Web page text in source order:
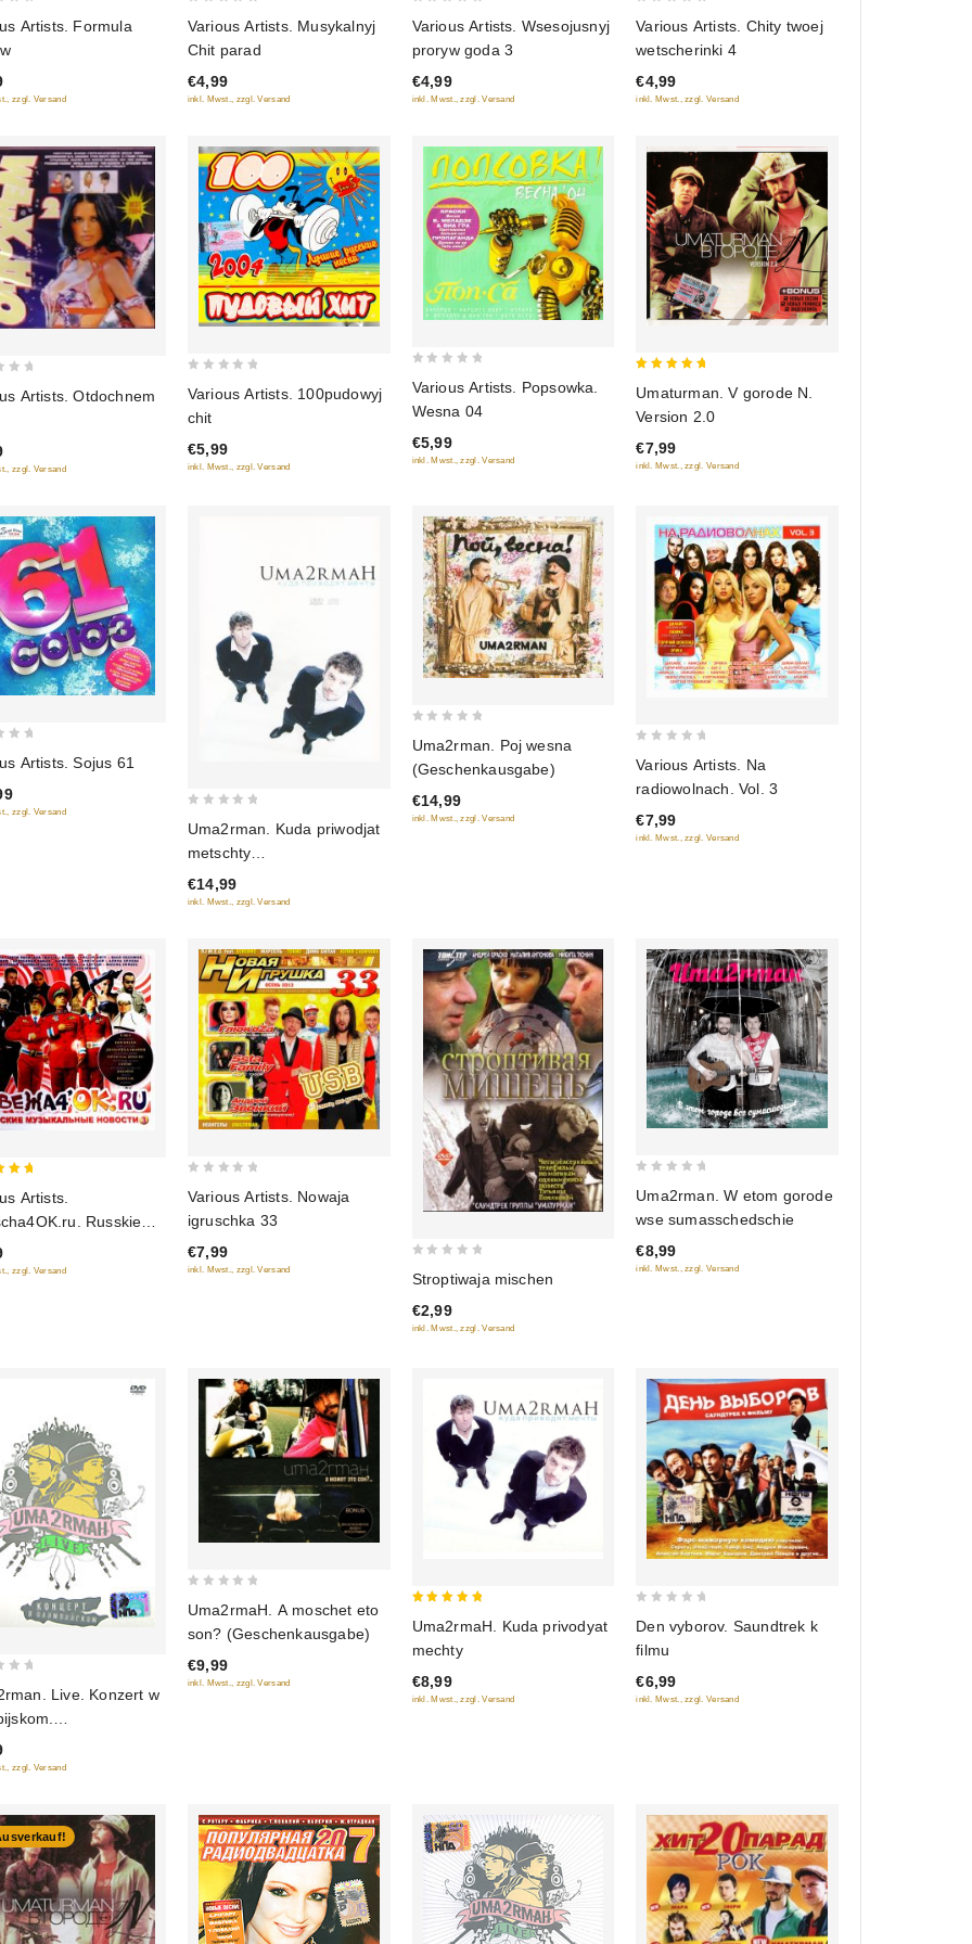
Artists. Formula
zzgl. Versand
of
5
Various Artists. Musykalnyj
Chit parad
€4,99
inkl. Mwst., zzgl. Versand
of
5
Various Artists. Wsesojusnyj
proryw goda 3
€4,99
inkl. Mwst., zzgl. Versand
of
5
Various Artists. Chity twoej
wetscherinki 4
€4,99
inkl. Mwst., zzgl. Versand
Artists. Otdochnem
zzgl. Versand
of
5
Various Artists. 100pudowyj
chit
€5,99
inkl. Mwst., zzgl. Versand
of
5
Various Artists. Popsowka.
Wesna 04
€5,99
inkl. Mwst., zzgl. Versand
Umaturman. V gorode N.
Version 2.0
€7,99
inkl. Mwst., zzgl. Versand
Artists. Sojus 61
zzgl. Versand
of
5
Uma2rman. Kuda priwodjat
metschty
(Geschenkausgabe)
€14,99
inkl. Mwst., zzgl. Versand
of
5
Uma2rman. Poj wesna
(Geschenkausgabe)
€14,99
inkl. Mwst., zzgl. Versand
of
5
Various Artists. Na
radiowolnach. Vol. 3
€7,99
inkl. Mwst., zzgl. Versand
Artists.
Russkie
nowosti 3
zzgl. Versand
of
5
Various Artists. Nowaja
igruschka 33
€7,99
inkl. Mwst., zzgl. Versand
of
5
Stroptiwaja mischen
€2,99
inkl. Mwst., zzgl. Versand
of
5
Uma2rman. W etom gorode
wse sumasschedschie
€8,99
inkl. Mwst., zzgl. Versand
Live. Konzert w
zzgl. Versand
of
5
Uma2rmaH. A moschet eto
son? (Geschenkausgabe)
€9,99
inkl. Mwst., zzgl. Versand
Uma2rmaH. Kuda privodyat
mechty
€8,99
inkl. Mwst., zzgl. Versand
of
5
Den vyborov. Saundtrek k
filmu
€6,99
inkl. Mwst., zzgl. Versand